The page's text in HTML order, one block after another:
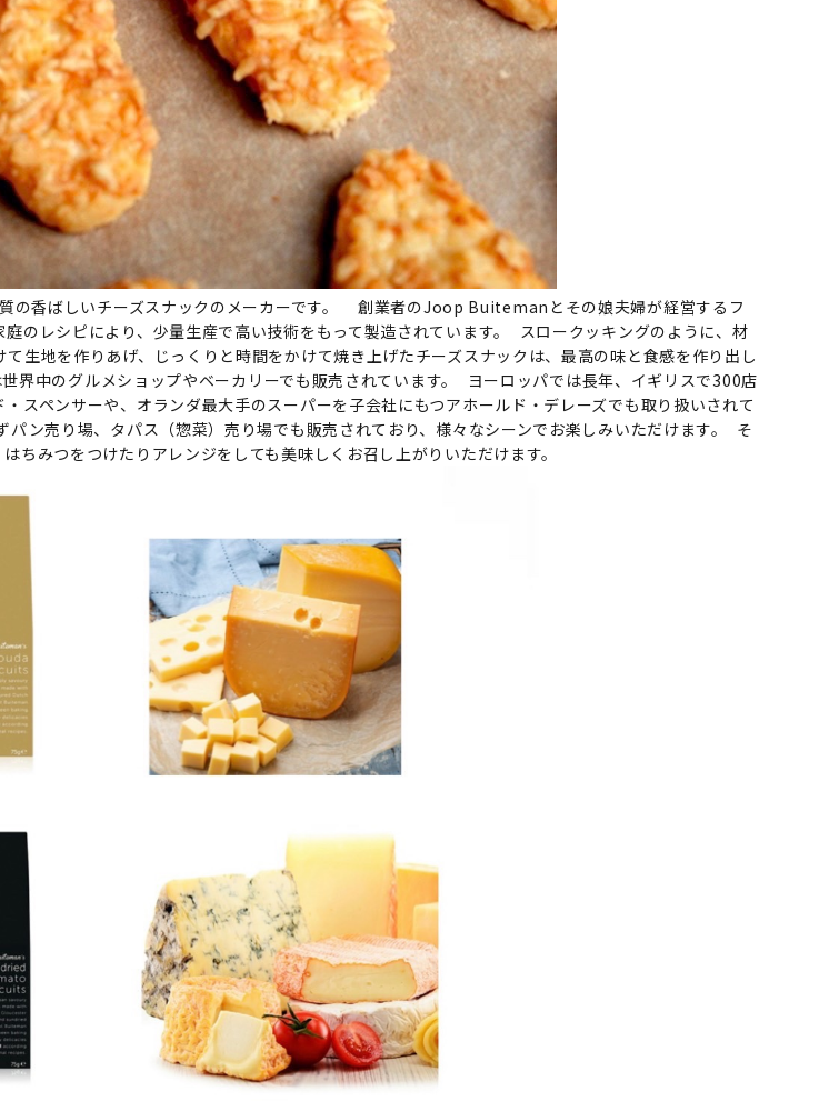
の香ばしいチーズスナックのメーカーです。 創業者のJoop Buitemanとその娘夫婦が経営するフ
庭のレシピにより、少量生産で高い技術をもって製造されています。 スロークッキングのように、材
生地を作りあげ、じっくりと時間をかけて焼き上げたチーズスナックは、最高の味と食感を作り出し
界中のグルメショップやベーカリーでも販売されています。 ヨーロッパでは長年、イギリスで300店
スペンサーや、オランダ最大手のスーパーを子会社にもつアホールド・デレーズでも取り扱いされて
ン売り場、タパス（惣菜）売り場でも販売されており、様々なシーンでお楽しみいただけます。 そ
ちみつをつけたりアレンジをしても美味しくお召し上がりいただけます。